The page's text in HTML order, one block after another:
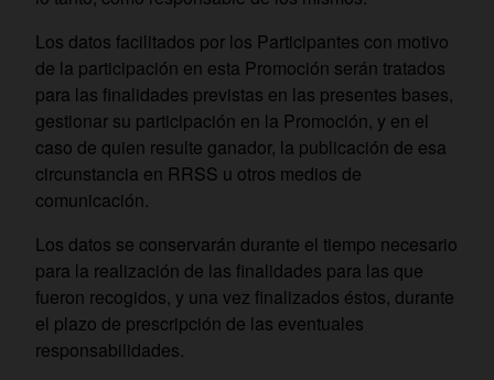
Los datos facilitados por los Participantes con motivo
de la participación en esta Promoción serán tratados
para las finalidades previstas en las presentes bases,
gestionar su participación en la Promoción, y en el
caso de quien resulte ganador, la publicación de esa
circunstancia en RRSS u otros medios de
comunicación.
Los datos se conservarán durante el tiempo necesario
para la realización de las finalidades para las que
fueron recogidos, y una vez finalizados éstos, durante
el plazo de prescripción de las eventuales
responsabilidades.